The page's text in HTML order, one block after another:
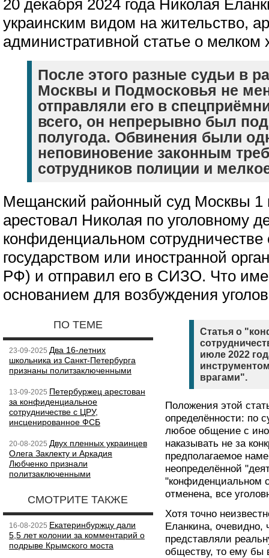
20 декабря 2024 года Николая
украинским видом на жительство,
административной статье о мелком
После этого разные судьи в
Москвы и Подмосковья не
отправляли его в
всего, он непрерывно был
полугода. Обвинения были
неповиновение законным
сотрудников полиции и
Мещанский районный суд Москвы 1
арестовал Николая по уголовному
конфиденциальном
государством или иностранной
РФ) и отправил его в СИЗО. Что
основанием для возбуждения
ПО ТЕМЕ
23-09-2025 Два 16-летних
школьника из Санкт-Петербурга
признаны политзаключенными
13-09-2025 Петербуржец арестован
за конфиденциальное
сотрудничестве с ЦРУ,
инсценированное ФСБ
20-08-2025 Двух пленных украинцев
Олега Заклекту и Аркадия
Любченко признали
политзаключенными
СМОТРИТЕ ТАКЖЕ
16-08-2025 Екатеринбуржцу дали
5,5 лет колонии за комментарий о
подрыве Крымского моста
Статья о
июле 2022
врагами".
Положения этой
определённости: по
любое общение с
наказывать не за
предполагаемое
неопределённой
"конфиденциальном
отменена, все
Хотя точно
Еланкина, очевидно,
представляли
обществу, то ему бы